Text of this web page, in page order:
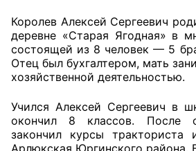
ОБРАТНАЯ СВЯЗЬ
Главная
Королев Алексей Сергеевич
деревне «Старая Ягодная» в
состоящей из 8 человек — 5
Отец был бухгалтером, мать
хозяйственной деятельностью.
Учился Алексей Сергеевич в
окончил 8 классов. После
закончил курсы
Арлюкская Юргинского района.